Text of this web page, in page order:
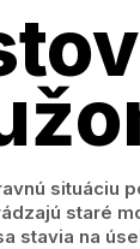
situáciu
staré
na